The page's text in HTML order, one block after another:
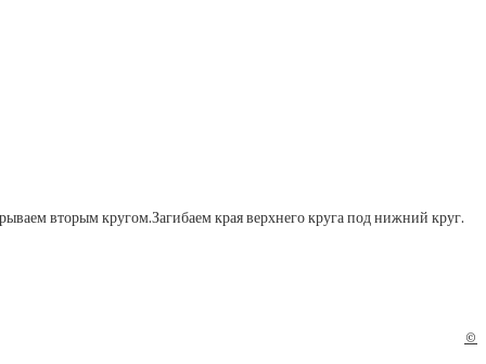
вторым кругом.Загибаем края верхнего круга под нижний круг.
©